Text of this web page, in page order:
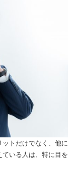
トだけでなく、他に
いる人は、特に目を